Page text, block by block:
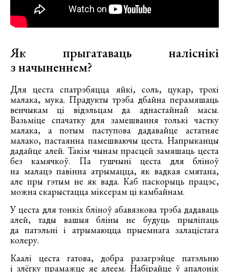
Як прыгатаваць наліснікі
з начыненнем?
Для цеста спатрэбяцца яйкі, соль, цукар, трохі
малака, мука. Прадукты трэба дбайна перамяшаць
венчыкам ці відэльцам да аднастайнай масы.
Вазьміце спачатку для замешвання толькі частку
малака, а потым паступова дадавайце астатняе
малако, пастаянна памешваючы цеста. Напрыканцы
дадайце алей. Такім чынам прасцей замяшаць цеста
без камячкоў. Па гушчыні цеста для бліноў
на малацэ павінна атрымацца, як вадкая смятана,
але пры гэтым не як вада. Каб паскорыць працэс,
можна скарыстацца міксерам ці камбайнам.
У цеста для тонкіх бліноў абавязкова трэба дадаваць
алей, тады вашыя бліны не будуць прыліпаць
да патэльні і атрымаюцца прыемнага залацістага
колеру.
Каалі цеста гатова, добра разагрэйце патэльню
і злёгку прамажце яе алеем. Набірайце ў апалонік